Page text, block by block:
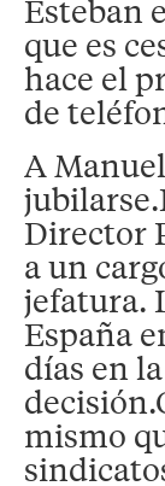
Esteban
que es
hace el
de
A
Director
a un
jefatura.
España
días en
mismo